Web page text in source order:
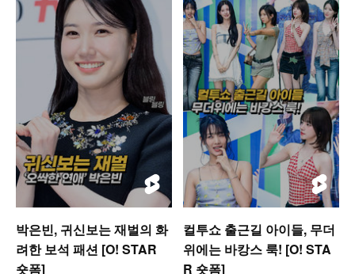
박은빈, 귀신보는 재벌의 화
려한 보석 패션 [O! STAR
숏폼]
컬투쇼 출근길 아이들, 무더
위에는 바캉스 룩! [O! STA
R 숏폼]